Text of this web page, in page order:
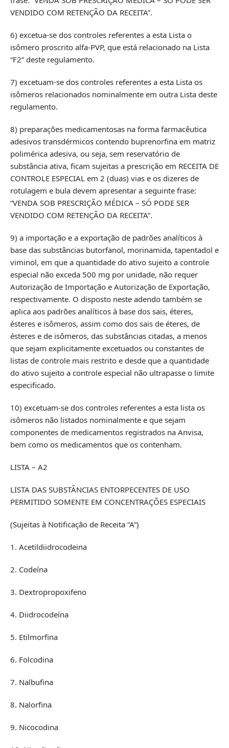
VENDIDO COM RETENÇÃO DA RECEITA”.
6) excetua-se dos controles referentes a esta Lista o
isômero proscrito alfa-PVP, que está relacionado na Lista
“F2” deste regulamento.
7) excetuam-se dos controles referentes a esta Lista os
isômeros relacionados nominalmente em outra Lista deste
regulamento.
8) preparações medicamentosas na forma farmacêutica
adesivos transdérmicos contendo buprenorfina em matriz
polimérica adesiva, ou seja, sem reservatório de
substância ativa, ficam sujeitas a prescrição em RECEITA DE
CONTROLE ESPECIAL em 2 (duas) vias e os dizeres de
rotulagem e bula devem apresentar a seguinte frase:
“VENDA SOB PRESCRIÇÃO MÉDICA – SÓ PODE SER
VENDIDO COM RETENÇÃO DA RECEITA”.
9) a importação e a exportação de padrões analíticos à
base das substâncias butorfanol, morinamida, tapentadol e
viminol, em que a quantidade do ativo sujeito a controle
especial não exceda 500 mg por unidade, não requer
Autorização de Importação e Autorização de Exportação,
respectivamente. O disposto neste adendo também se
aplica aos padrões analíticos à base dos sais, éteres,
ésteres e isômeros, assim como dos sais de éteres, de
ésteres e de isômeros, das substâncias citadas, a menos
que sejam explicitamente excetuados ou constantes de
listas de controle mais restrito e desde que a quantidade
do ativo sujeito a controle especial não ultrapasse o limite
especificado.
10) excetuam-se dos controles referentes a esta lista os
isômeros não listados nominalmente e que sejam
componentes de medicamentos registrados na Anvisa,
bem como os medicamentos que os contenham.
LISTA – A2
LISTA DAS SUBSTÂNCIAS ENTORPECENTES DE USO
PERMITIDO SOMENTE EM CONCENTRAÇÕES ESPECIAIS
(Sujeitas à Notificação de Receita “A”)
1. Acetildiidrocodeina
2. Codeína
3. Dextropropoxifeno
4. Diidrocodeína
5. Etilmorfina
6. Folcodina
7. Nalbufina
8. Nalorfina
9. Nicocodina